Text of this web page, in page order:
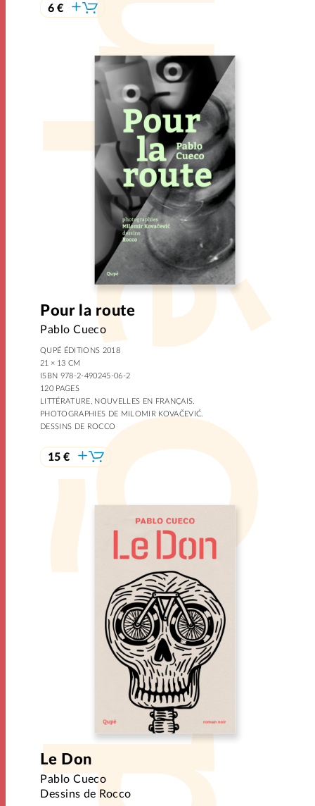
6 €
Pour la route
Pablo Cueco
QUPÉ ÉDITIONS 2018
21 × 13 CM
ISBN 978-2-490245-06-2
120 PAGES
LITTÉRATURE, NOUVELLES EN FRANÇAIS.
PHOTOGRAPHIES DE MILOMIR KOVAČEVIĆ.
DESSINS DE ROCCO
15 €
Le Don
Pablo Cueco
Dessins de Rocco